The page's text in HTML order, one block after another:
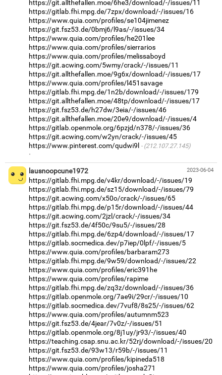
https://git.allthefallen.moe/6he3/download/-/issues/11
https://gitlab.fhi.mpg.de/7zpx/download/-/issues/16
https://www.quia.com/profiles/se104jimenez
https://git.fsz53.de/0bmj6/l9as/-/issues/34
https://www.quia.com/profiles/he201lee
https://www.quia.com/profiles/sierrarios
https://www.quia.com/profiles/melissaboyd
https://git.acwing.com/5wmy/crack/-/issues/11
https://git.allthefallen.moe/9g6x/download/-/issues/17
https://www.quia.com/profiles/l451savage
https://gitlab.fhi.mpg.de/1n2b/download/-/issues/179
https://git.allthefallen.moe/48tp/download/-/issues/17
https://git.fsz53.de/h27dw/3eia/-/issues/46
https://git.allthefallen.moe/20e9/download/-/issues/4
https://gitlab.openmole.org/6pzjd/n378/-/issues/36
https://git.acwing.com/w2yn/crack/-/issues/45
https://www.pinterest.com/qudwi9l
(212.107.27.145)
·
2023-06-04
lausnoopcune1972
https://gitlab.fhi.mpg.de/v4kr/download/-/issues/19
https://gitlab.fhi.mpg.de/sz15/download/-/issues/79
https://git.acwing.com/x50o/crack/-/issues/65
https://gitlab.fhi.mpg.de/p15r/download/-/issues/44
https://git.acwing.com/2jzl/crack/-/issues/34
https://git.fsz53.de/4f50c/9su5/-/issues/28
https://gitlab.fhi.mpg.de/6zp4/download/-/issues/17
https://gitlab.socmedica.dev/p7iep/0lpf/-/issues/5
https://www.quia.com/profiles/barbaram273
https://gitlab.fhi.mpg.de/9w59/download/-/issues/22
https://www.quia.com/profiles/eric391he
https://www.quia.com/profiles/rapime
https://gitlab.fhi.mpg.de/zq3z/download/-/issues/36
https://gitlab.openmole.org/7ae9i/29cr/-/issues/10
https://gitlab.socmedica.dev/7vuf8/8s25/-/issues/62
https://www.quia.com/profiles/autumnm523
https://git.fsz53.de/4jear/7v0z/-/issues/51
https://gitlab.openmole.org/8j1uy/jr93/-/issues/40
https://teaching.csap.snu.ac.kr/52rj/download/-/issues/20
https://git.fsz53.de/93w13/r59b/-/issues/11
https://www.quia.com/profiles/kipineda518
https://www.quia.com/profiles/josha271